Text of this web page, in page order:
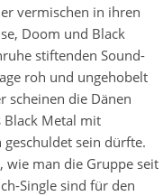
vermischen in ihren
Doom und Black
stiftenden Sound-
roh und ungehobelt
scheinen die Dänen
Black Metal mit
sein dürfte.
wie man die Gruppe seit
Single sind für den